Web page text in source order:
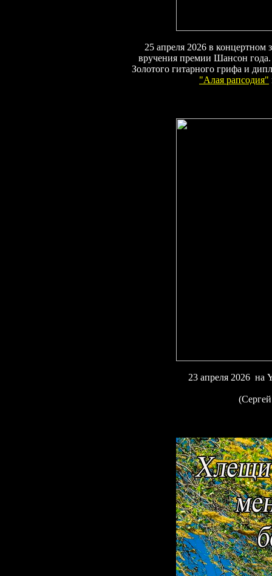
25 апреля 2026 в концертном
вручения премии Шансон года.
Золотого гитарного грифа и
"Алая рапсодия"
23 апреля 2026 на